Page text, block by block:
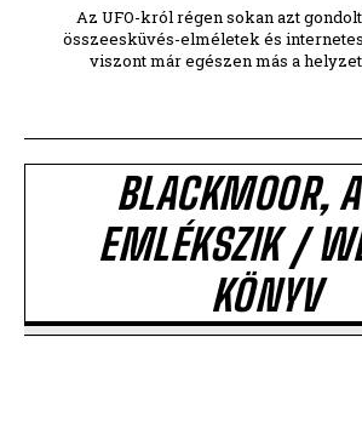
Az UFO-król régen sokan azt
összeesküvés-elméletek és internetes
BLACKMOOR,
EMLÉKSZIK /
KÖNYV